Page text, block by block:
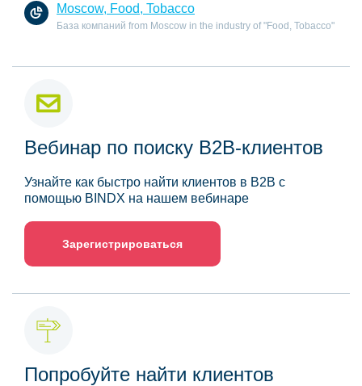
Moscow, Food, Tobacco
База компаний from Moscow in the industry of "Food, Tobacco"
Вебинар по поиску B2B-клиентов
Узнайте как быстро найти клиентов в B2B с
помощью BINDX на нашем вебинаре
Зарегистрироваться
Попробуйте найти клиентов